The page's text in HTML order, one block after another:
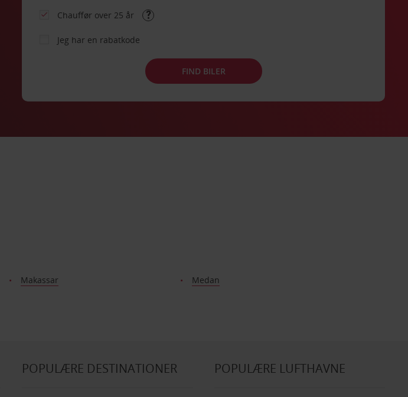
Chauffør over 25 år
Jeg har en rabatkode
FIND BILER
Makassar
Medan
POPULÆRE DESTINATIONER POPULÆRE LUFTHAVNE